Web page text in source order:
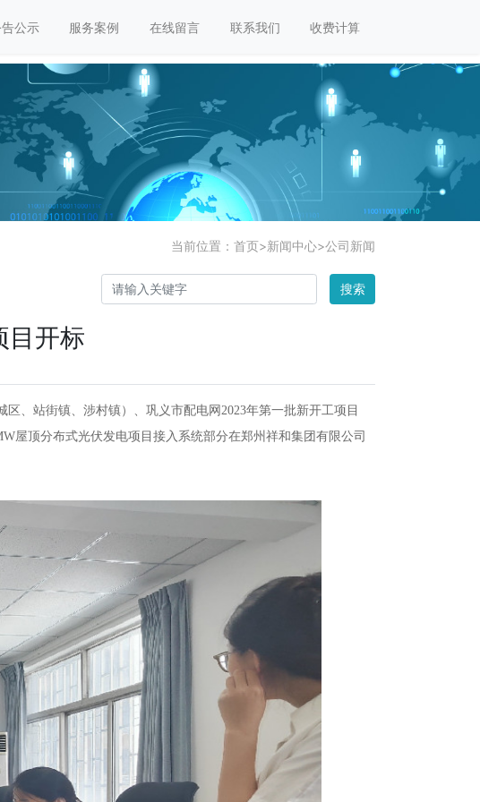
公示 服务案例 在线留言 联系我们 收费计算
当前位置： 首页>新闻中心>公司新闻
搜索
目开标
、站街镇、涉村镇）、 巩义市配电网2023年第一批新开工项目
屋顶分布式光伏发电项目接入系统部分在郑州祥和集团有限公司